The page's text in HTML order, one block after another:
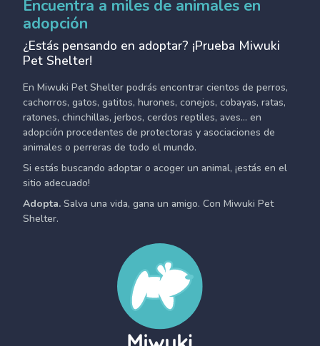
Encuentra a miles de animales en
adopción
¿Estás pensando en adoptar? ¡Prueba Miwuki
Pet Shelter!
En Miwuki Pet Shelter podrás encontrar cientos de perros,
cachorros, gatos, gatitos, hurones, conejos, cobayas, ratas,
ratones, chinchillas, jerbos, cerdos reptiles, aves... en
adopción procedentes de protectoras y asociaciones de
animales o perreras de todo el mundo.
Si estás buscando adoptar o acoger un animal, ¡estás en el
sitio adecuado!
Adopta. Salva una vida, gana un amigo. Con Miwuki Pet
Shelter.